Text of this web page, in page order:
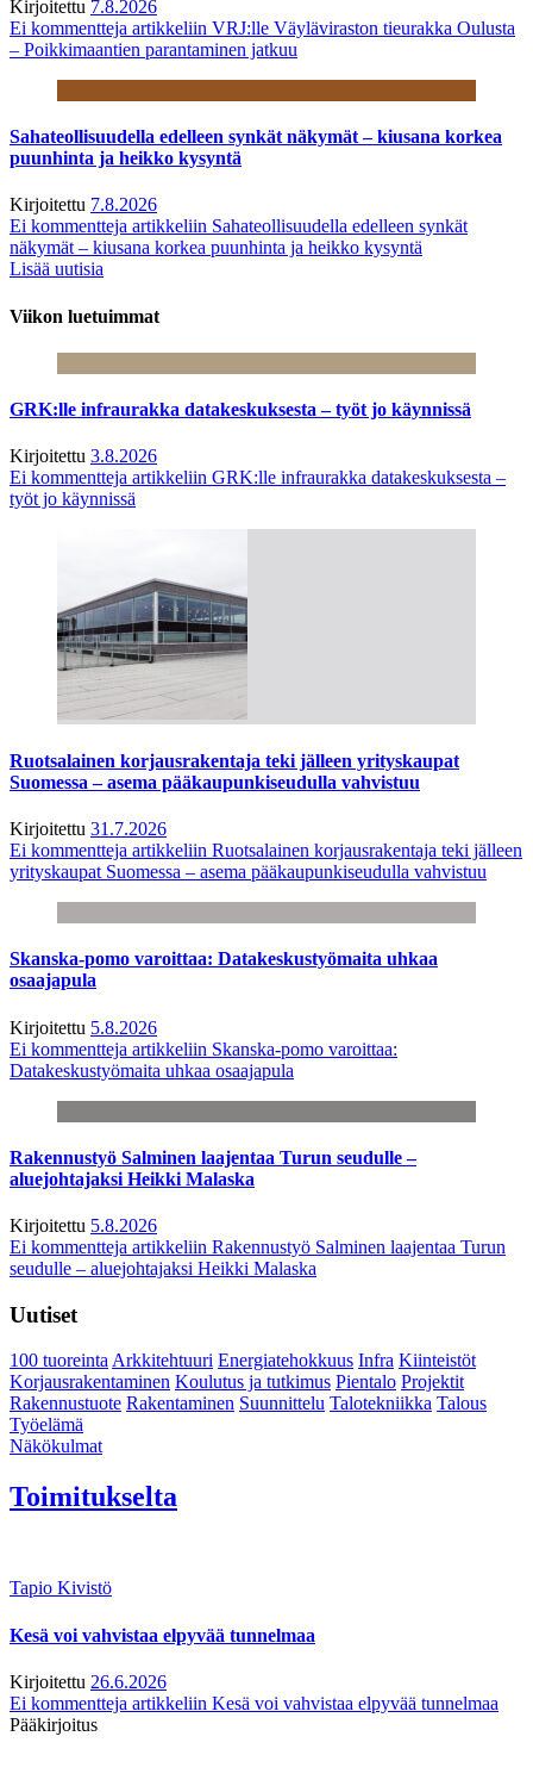
Kirjoitettu 7.8.2026
Ei kommentteja artikkeliin VRJ:lle Väyläviraston tieurakka Oulusta
– Poikkimaantien parantaminen jatkuu
Sahateollisuudella edelleen synkät näkymät – kiusana korkea
puunhinta ja heikko kysyntä
Kirjoitettu 7.8.2026
Ei kommentteja artikkeliin Sahateollisuudella edelleen synkät
näkymät – kiusana korkea puunhinta ja heikko kysyntä
Lisää uutisia
Viikon luetuimmat
GRK:lle infraurakka datakeskuksesta – työt jo käynnissä
Kirjoitettu 3.8.2026
Ei kommentteja artikkeliin GRK:lle infraurakka datakeskuksesta –
työt jo käynnissä
Ruotsalainen korjausrakentaja teki jälleen yrityskaupat
Suomessa – asema pääkaupunkiseudulla vahvistuu
Kirjoitettu 31.7.2026
Ei kommentteja artikkeliin Ruotsalainen korjausrakentaja teki jälleen
yrityskaupat Suomessa – asema pääkaupunkiseudulla vahvistuu
Skanska-pomo varoittaa: Datakeskustyömaita uhkaa
osaajapula
Kirjoitettu 5.8.2026
Ei kommentteja artikkeliin Skanska-pomo varoittaa:
Datakeskustyömaita uhkaa osaajapula
Rakennustyö Salminen laajentaa Turun seudulle –
aluejohtajaksi Heikki Malaska
Kirjoitettu 5.8.2026
Ei kommentteja artikkeliin Rakennustyö Salminen laajentaa Turun
seudulle – aluejohtajaksi Heikki Malaska
Uutiset
100 tuoreintaArkkitehtuuri Energiatehokkuus Infra Kiinteistöt
Korjausrakentaminen Koulutus ja tutkimus Pientalo Projektit
Rakennustuote Rakentaminen Suunnittelu Talotekniikka Talous
Työelämä
Näkökulmat
Toimitukselta
Tapio Kivistö
Kesä voi vahvistaa elpyvää tunnelmaa
Kirjoitettu 26.6.2026
Ei kommentteja artikkeliin Kesä voi vahvistaa elpyvää tunnelmaa
Pääkirjoitus